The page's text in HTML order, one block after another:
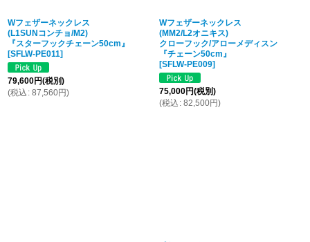
Wフェザーネックレス
(L1SUNコンチョ/M2)
『スターフックチェーン50cm』
[SFLW-PE011]
79,600円(税別)
(税込 : 87,560円)
Wフェザーネックレス
(MM2/L2オニキス)
クローフック/アローメディスン
『チェーン50cm』
[SFLW-PE009]
75,000円(税別)
(税込 : 82,500円)